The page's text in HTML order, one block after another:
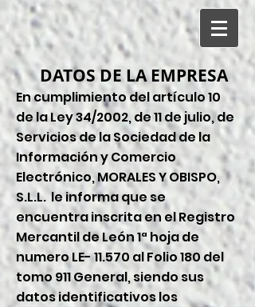
DATOS DE LA EMPRESA
En cumplimiento del artículo 10
de la Ley 34/2002, de 11 de julio, de
Servicios de la Sociedad de la
Información y Comercio
Electrónico, MORALES Y OBISPO,
S.L.L. le informa que se
encuentra inscrita en el Registro
Mercantil de León 1ª hoja de
numero LE- 11.570 al Folio 180 del
tomo 911 General, siendo sus
datos identificativos los